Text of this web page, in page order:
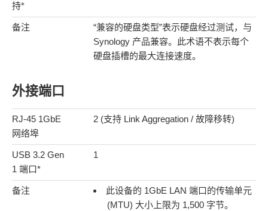
持*
备注
“兼容的硬盘类型”表示硬盘经过测试，与
Synology 产品兼容。此术语不表示每个
硬盘插槽的最大连接速度。
外接端口
RJ-45 1GbE
网络埠
2 (支持 Link Aggregation / 故障移转)
USB 3.2 Gen
1 端口*
1
备注
此设备的 1GbE LAN 端口的传输单元
(MTU) 大小上限为 1,500 字节。